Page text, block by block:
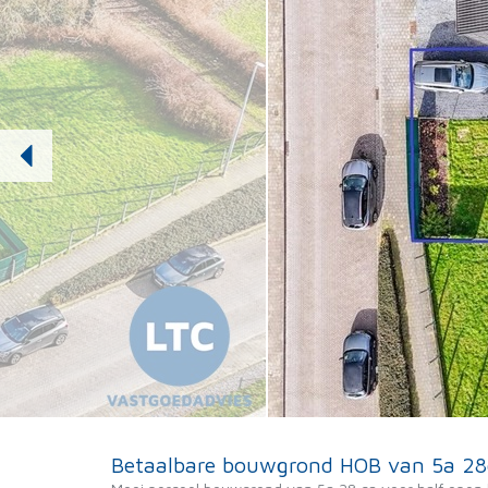
Betaalbare bouwgrond HOB van 5a